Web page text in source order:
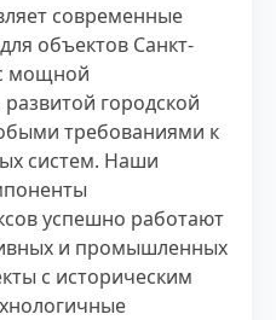
современные
объектов Санкт-
мощной
городской
требованиями к
систем. Наши
успешно работают
и промышленных
с историческим